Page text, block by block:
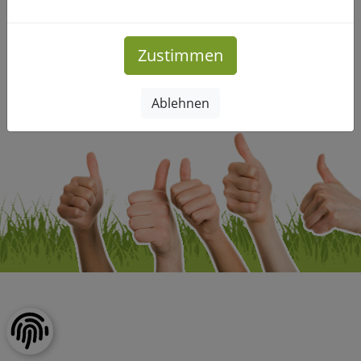
Impressum|Datenschutz
Copyright © Freizeitclub-Leipzig.de. Alle Rechte vorbehalten.
Zustimmen
Ablehnen